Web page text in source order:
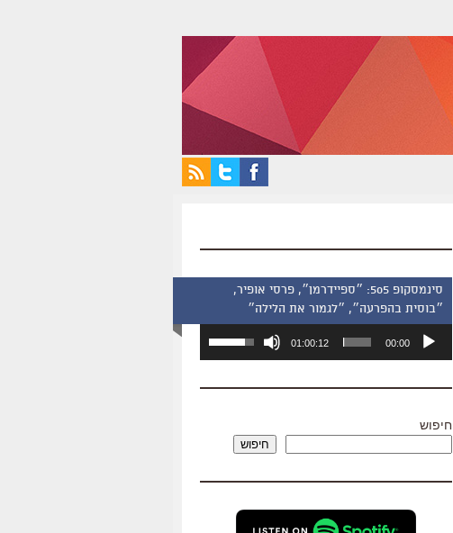
סינמסקופ 505: ״ספיידרמן״, פרסי אופיר,
״בוסית בהפרעה״, ״לגמור את הלילה״
אודיו
00:00
01:00:12
השתמש
כדי
שמע.
חיפוש
חיפוש